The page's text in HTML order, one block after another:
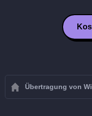
Übertragung von